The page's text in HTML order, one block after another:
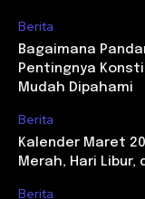
Berita
Bagaimana
Pentingnya
Mudah Dipahami
Berita
Kalender Maret
Merah, Hari Libur,
Berita